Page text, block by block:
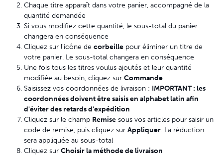
Chaque titre apparaît dans votre panier, accompagné de la
quantité demandée
Si vous modifiez cette quantité, le sous-total du panier
changera en conséquence
Cliquez sur l'icône de corbeille pour éliminer un titre de
votre panier. Le sous-total changera en conséquence
Une fois tous les titres voulus ajoutés et leur quantité
modifiée au besoin, cliquez sur Commande
Saisissez vos coordonnées de livraison : IMPORTANT : les
coordonnées doivent être saisis en alphabet latin afin
d'éviter des retards d'expédition
Cliquez sur le champ Remise sous vos articles pour saisir un
code de remise, puis cliquez sur Appliquer. La réduction
sera appliquée au sous-total
Cliquez sur Choisir la méthode de livraison